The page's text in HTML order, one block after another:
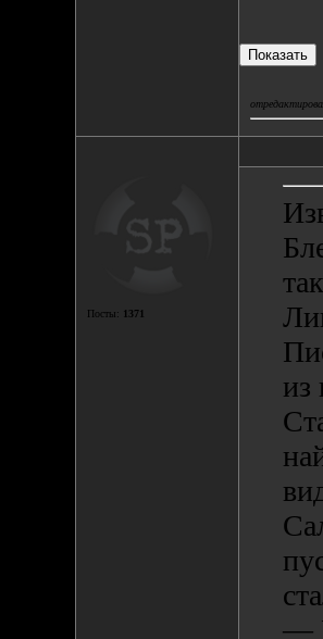
Посты: 1371
из
—